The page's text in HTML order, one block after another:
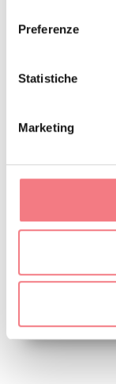
Preferenze
Statistiche
Marketing
RESTA